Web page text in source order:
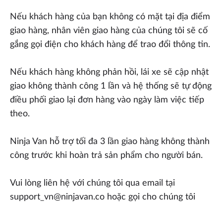
Nếu khách hàng của bạn không có mặt tại địa điểm
giao hàng, nhân viên giao hàng của chúng tôi sẽ cố
gắng gọi điện cho khách hàng để trao đổi thông tin.
Nếu khách hàng không phản hồi, lái xe sẽ cập nhật
giao không thành công 1 lần và hệ thống sẽ tự động
điều phối giao lại đơn hàng vào ngày làm việc tiếp
theo.
Ninja Van hỗ trợ tối đa 3 lần giao hàng không thành
công trước khi hoàn trả sản phẩm cho người bán.
Vui lòng liên hệ với chúng tôi qua email tại
support_vn@ninjavan.co hoặc gọi cho chúng tôi